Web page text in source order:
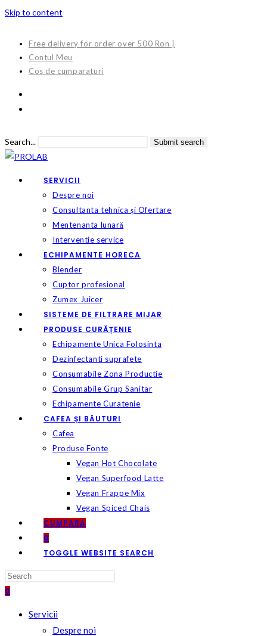
Skip to content
Free delivery for order over 500 Ron |
Contul Meu
Cos de cumparaturi
Search... Submit search
SERVICII
Despre noi
Consultanta tehnica și Ofertare
Mentenanta lunară
Interventie service
ECHIPAMENTE HORECA
Blender
Cuptor profesional
Zumex Juicer
SISTEME DE FILTRARE MIJAR
PRODUSE CURĂȚENIE
Echipamente Unica Folosinta
Dezinfectanti suprafete
Consumabile Zona Productie
Consumabile Grup Sanitar
Echipamente Curatenie
CAFEA ȘI BĂUTURI
Cafea
Produse Fonte
Vegan Hot Chocolate
Vegan Superfood Latte
Vegan Frappe Mix
Vegan Spiced Chais
CUMPARA
0
TOGGLE WEBSITE SEARCH
0
Servicii
Despre noi